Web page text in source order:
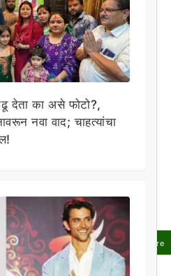
Share
देता का असे फोटो?,
नवा वाद; चाहत्यांचा